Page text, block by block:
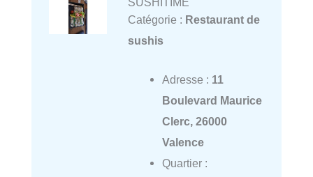
Catégorie : Restaurant de
sushis
Adresse : 11
Boulevard Maurice
Clerc, 26000
Valence
Quartier :